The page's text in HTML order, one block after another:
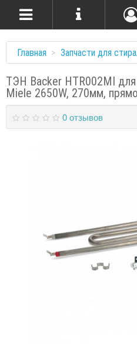
Главная Запчасти для
ТЭН Backer HTR002MI
Miele 2650W, 270мм,
0 отзывов